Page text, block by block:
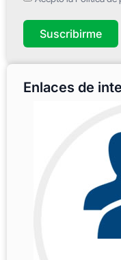
Suscribirme
Enlaces de